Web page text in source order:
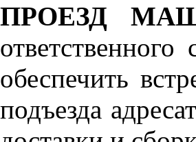
ПРОЕЗД
обеспечить
подъезда